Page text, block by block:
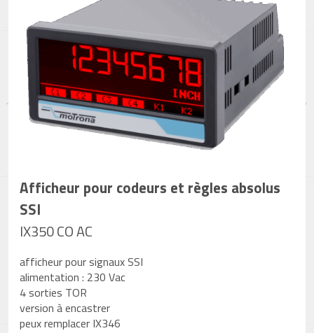
Afficheur pour codeurs et règles absolus
SSI
IX350 CO AC
afficheur pour signaux SSI
alimentation : 230 Vac
4 sorties TOR
version à encastrer
peux remplacer IX346